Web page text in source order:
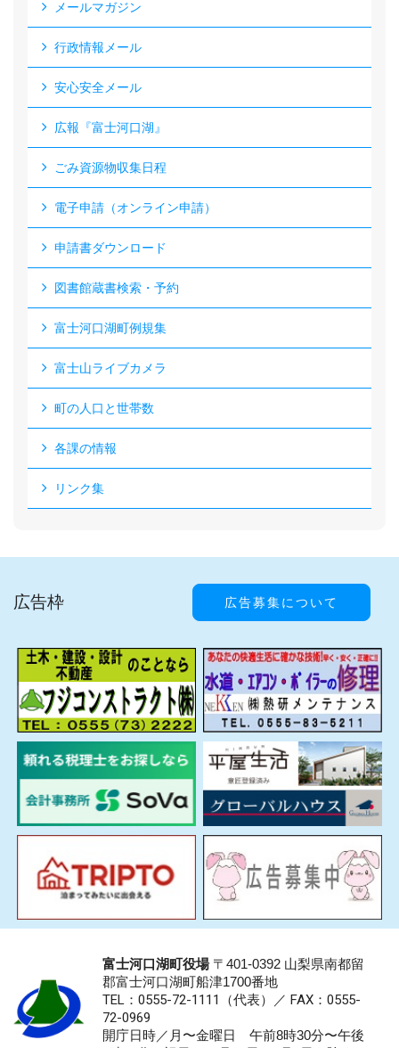
メールマガジン
行政情報メール
安心安全メール
広報『富士河口湖』
ごみ資源物収集日程
電子申請（オンライン申請）
申請書ダウンロード
図書館蔵書検索・予約
富士河口湖町例規集
富士山ライブカメラ
町の人口と世帯数
各課の情報
リンク集
広告枠 広告募集について
富士河口湖町役場〒401-0392 山梨県南都留
郡富士河口湖町船津1700番地
TEL：0555-72-1111 （代表）／ FAX：0555-
72-0969
開庁日時／月〜金曜日 午前8時30分〜午後